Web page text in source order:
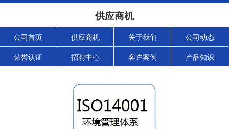
供应商机
公司首页 供应商机 关于我们 公司动态
荣誉认证 招聘中心 客户案例 产品知识